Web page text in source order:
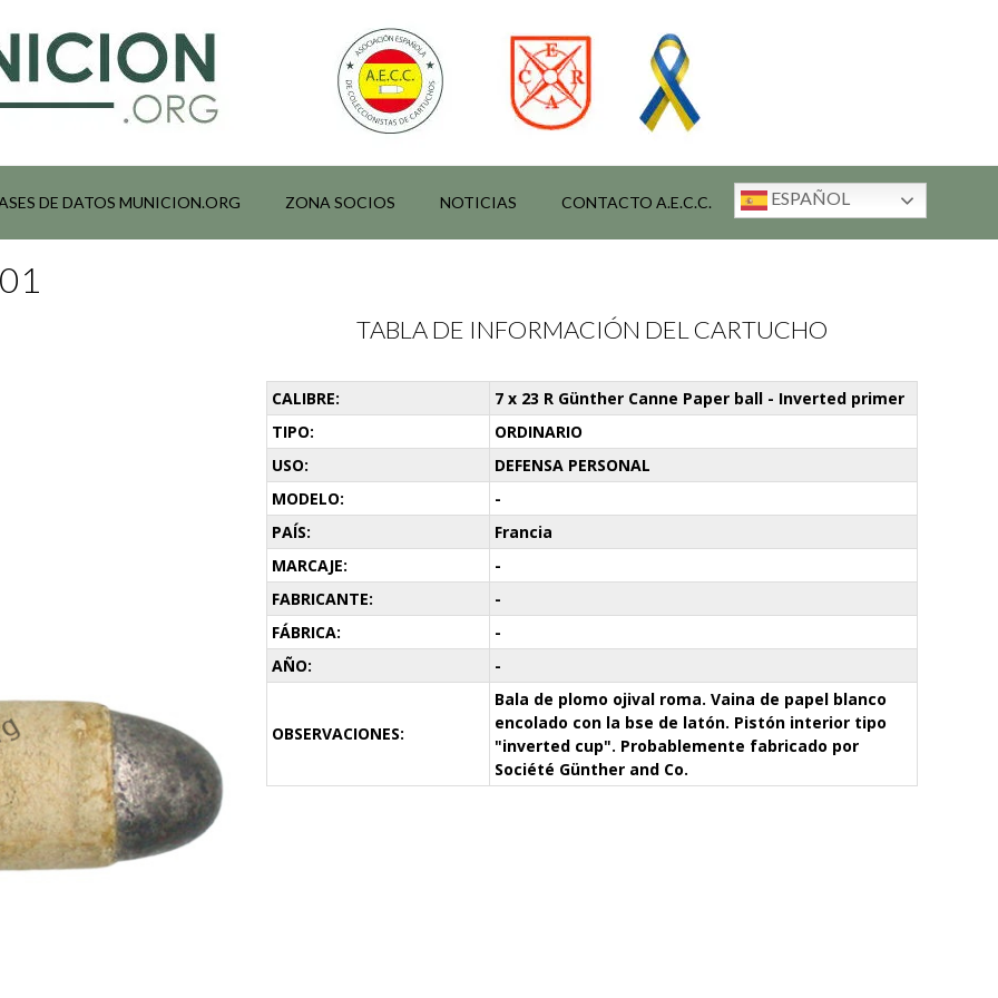
DE DATOS MUNICION.ORG ZONA SOCIOS NOTICIAS CONTACTO A.E.C.C. ESPAÑOL
TABLA DE INFORMACIÓN DEL CARTUCHO
CALIBRE:
7 x 23 R Günther Canne Paper ball - Inverted primer
TIPO:
ORDINARIO
USO:
DEFENSA PERSONAL
MODELO:
-
PAÍS:
Francia
MARCAJE:
-
FABRICANTE:
-
FÁBRICA:
-
AÑO:
-
OBSERVACIONES:
Bala de plomo ojival roma. Vaina de papel blanco
encolado con la bse de latón. Pistón interior tipo
"inverted cup". Probablemente fabricado por
Société Günther and Co.